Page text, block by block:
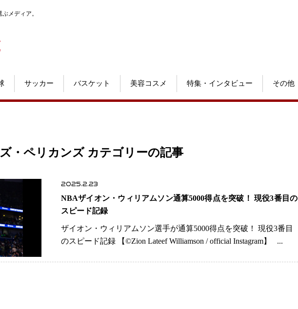
メディア。
サッカー バスケット 美容コスメ 特集・インタビュー その他
・ペリカンズ カテゴリーの記事
2025.2.23
NBAザイオン・ウィリアムソン通算5000得点を突破！ 現役3番目の
スピード記録
ザイオン・ウィリアムソン選手が通算5000得点を突破！ 現役3番目
のスピード記録 【©️Zion Lateef Williamson / official Instagram】 ...